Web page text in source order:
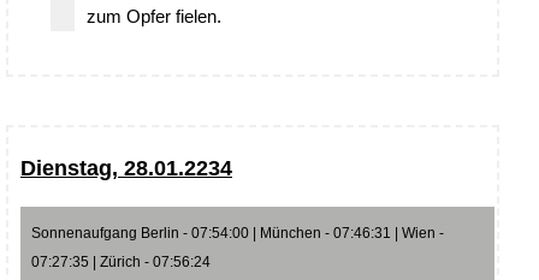
zum Opfer fielen.
Dienstag, 28.01.2234
Sonnenaufgang Berlin - 07:54:00 | München - 07:46:31 | Wien -
07:27:35 | Zürich - 07:56:24